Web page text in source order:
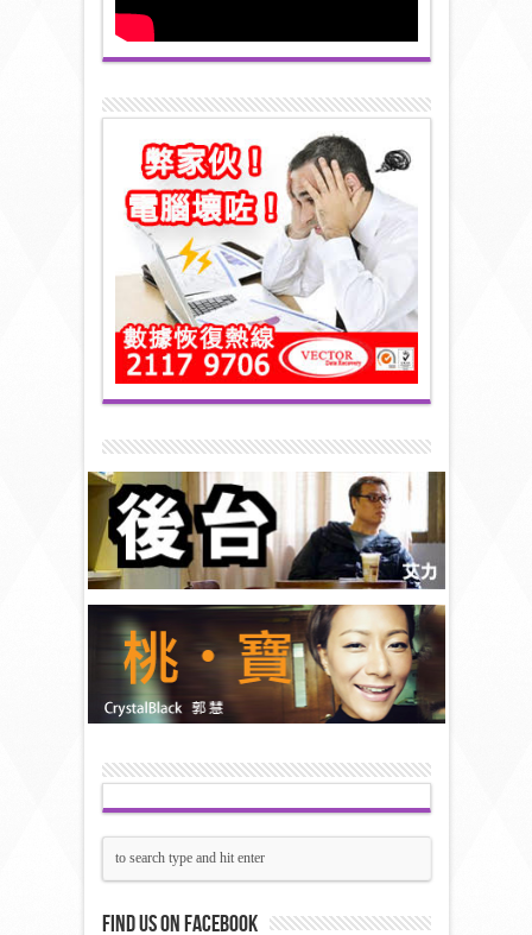
Find us on Facebook